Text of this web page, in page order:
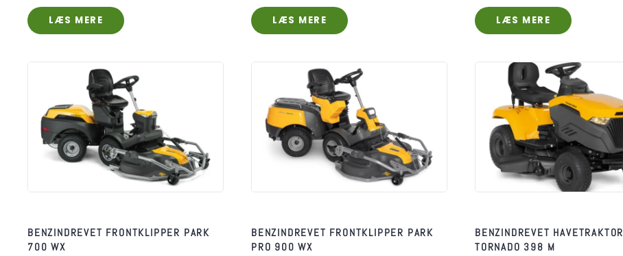
LÆS MERE LÆS MERE LÆS MERE
BENZINDREVET FRONTKLIPPER PARK
700 WX
BENZINDREVET FRONTKLIPPER PARK
PRO 900 WX
BENZINDREVET HAVETRAKTOR
TORNADO 398 M